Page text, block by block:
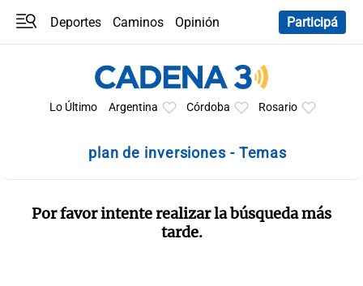
Deportes Caminos
Opinión
Participá
Lo Último Argentina Córdoba Rosario
plan de inversiones - Temas
Por favor intente realizar la búsqueda más
tarde.